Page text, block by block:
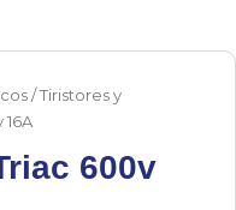
/Tiristores y
16A
600v